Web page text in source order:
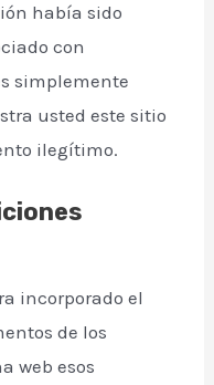
había sido
con
simplemente
usted este sitio
ilegítimo.
incorporado el
de los
web esos